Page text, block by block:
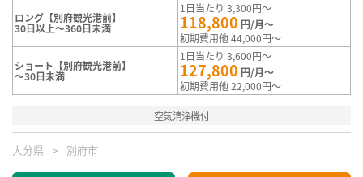
ロング【別府観光港前】
30日以上～360日未満
1日当たり 3,300円～
118,800 円/月～
初期費用他 44,000円～
ショート【別府観光港前】
～30日未満
1日当たり 3,600円～
127,800 円/月～
初期費用他 22,000円～
空気清浄機付
大分県 別府市